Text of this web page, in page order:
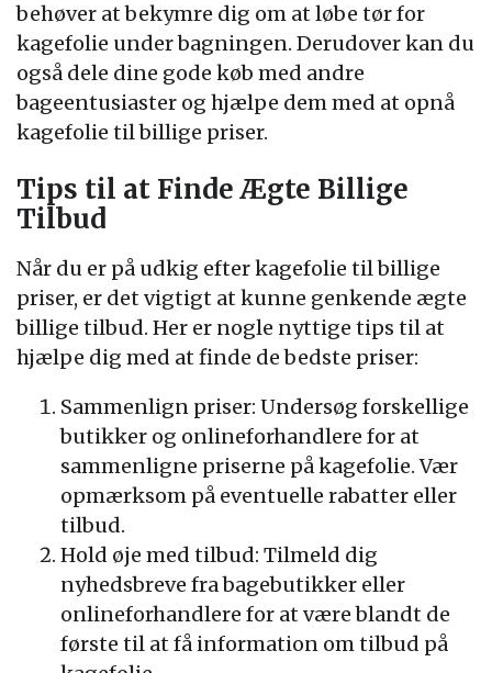
behøver at bekymre dig om at løbe tør for
kagefolie under bagningen. Derudover kan du
også dele dine gode køb med andre
bageentusiaster og hjælpe dem med at opnå
kagefolie til billige priser.
Tips til at Finde Ægte Billige
Tilbud
Når du er på udkig efter kagefolie til billige
priser, er det vigtigt at kunne genkende ægte
billige tilbud. Her er nogle nyttige tips til at
hjælpe dig med at finde de bedste priser:
Sammenlign priser: Undersøg forskellige
butikker og onlineforhandlere for at
sammenligne priserne på kagefolie. Vær
opmærksom på eventuelle rabatter eller
tilbud.
Hold øje med tilbud: Tilmeld dig
nyhedsbreve fra bagebutikker eller
onlineforhandlere for at være blandt de
første til at få information om tilbud på